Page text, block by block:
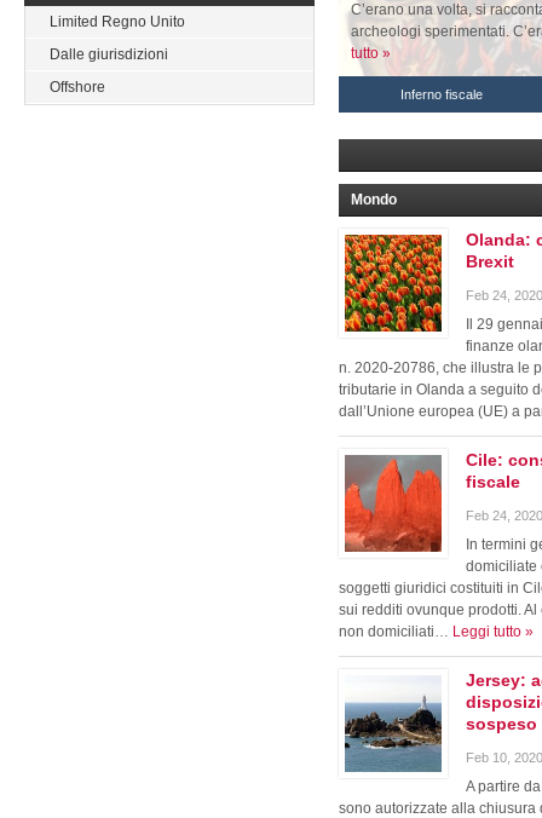
C’erano una volta, si
archeologi sperimentati.
tutto »
Inferno fiscale
Mondo
Olanda:
Brexit
Feb 24,
Il 29
finanze
n. 2020-20786, che illustra le
tributarie in Olanda a seguito
dall’Unione europea (UE) a
Cile:
fiscale
Feb 24,
In termini
domiciliate
soggetti giuridici costituiti in
sui redditi ovunque prodotti.
non domiciliati… Leggi tutto »
Jersey:
sospeso
Feb 10,
A partire
sono autorizzate alla
Limited Regno Unito
Dalle giurisdizioni
Offshore